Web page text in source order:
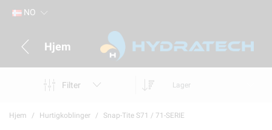
NO
Hjem
Filter Lager
Hjem Hurtigkoblinger Snap-Tite S71 / 71-SERIE